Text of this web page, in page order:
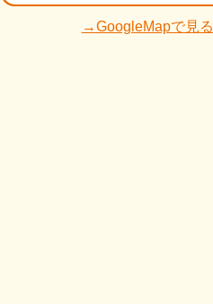
→GoogleMapで見る